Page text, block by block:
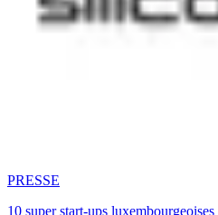
PRESSE
10 super start-ups